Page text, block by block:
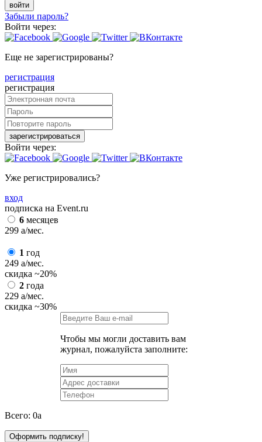
войти
Забыли пароль?
Войти через:
Еще не зарегистрированы?
регистрация
регистрация
зарегистрироваться
Войти через:
Уже регистрировались?
вход
подписка на Event.ru
6 месяцев
299 a/мес.
1 год
249 a/мес.
скидка ~20%
2 года
229 a/мес.
скидка ~30%
Чтобы мы могли доставить вам
журнал, пожалуйста заполните:
Всего: 0a
Оформить подписку!